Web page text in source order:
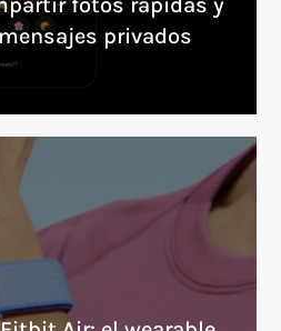
fotos rápidas y
privados